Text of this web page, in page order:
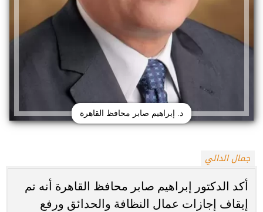
د. إبراهيم صابر محافظ القاهرة
جمال الدالي
أكد الدكتور إبراهيم صابر محافظ القاهرة أنه تم
إيقاف إجازات عمال النظافة والحدائق ورفع